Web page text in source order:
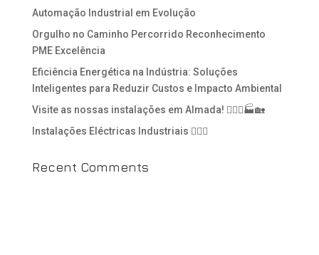
Automação Industrial em Evolução
Orgulho no Caminho Percorrido Reconhecimento
PME Excelência
Eficiência Energética na Indústria: Soluções
Inteligentes para Reduzir Custos e Impacto Ambiental
Visite as nossas instalações em Almada! 👷🏻‍♂️🏭🏡
Instalações Eléctricas Industriais 👷🏻‍♂️
Recent Comments